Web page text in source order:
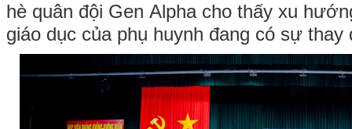
hè quân đội Gen Alpha cho thấy xu
giáo dục của phụ huynh đang có sự thay